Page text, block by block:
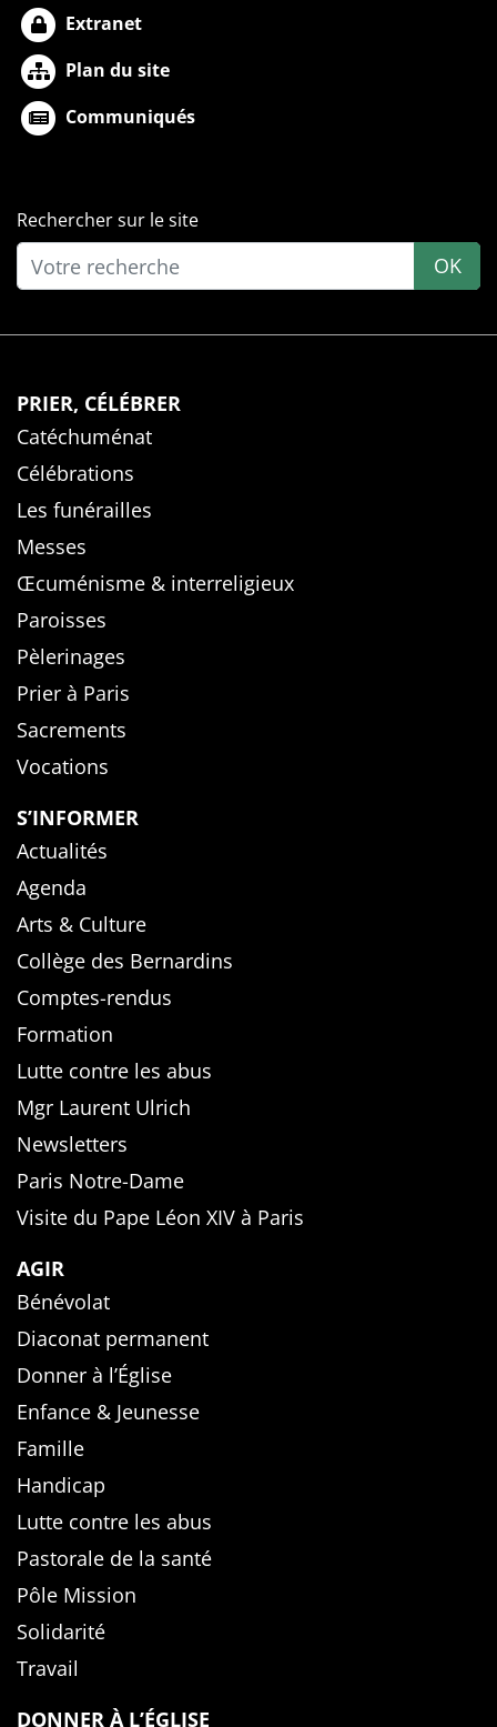
Extranet
Plan du site
Communiqués
Rechercher sur le site
OK
PRIER, CÉLÉBRER
Catéchuménat
Célébrations
Les funérailles
Messes
Œcuménisme & interreligieux
Paroisses
Pèlerinages
Prier à Paris
Sacrements
Vocations
S’INFORMER
Actualités
Agenda
Arts & Culture
Collège des Bernardins
Comptes-rendus
Formation
Lutte contre les abus
Mgr Laurent Ulrich
Newsletters
Paris Notre-Dame
Visite du Pape Léon XIV à Paris
AGIR
Bénévolat
Diaconat permanent
Donner à l’Église
Enfance & Jeunesse
Famille
Handicap
Lutte contre les abus
Pastorale de la santé
Pôle Mission
Solidarité
Travail
DONNER À L’ÉGLISE